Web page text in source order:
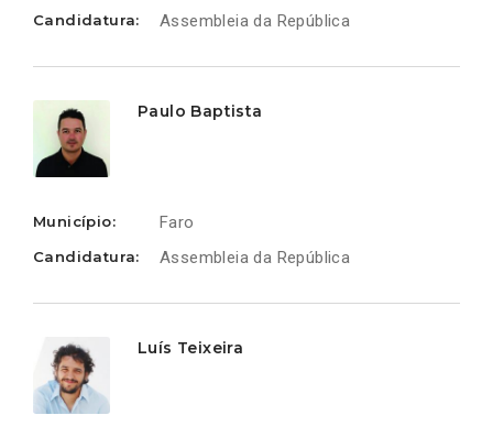
Candidatura: Assembleia da República
Paulo Baptista
Município: Faro
Candidatura: Assembleia da República
Luís Teixeira